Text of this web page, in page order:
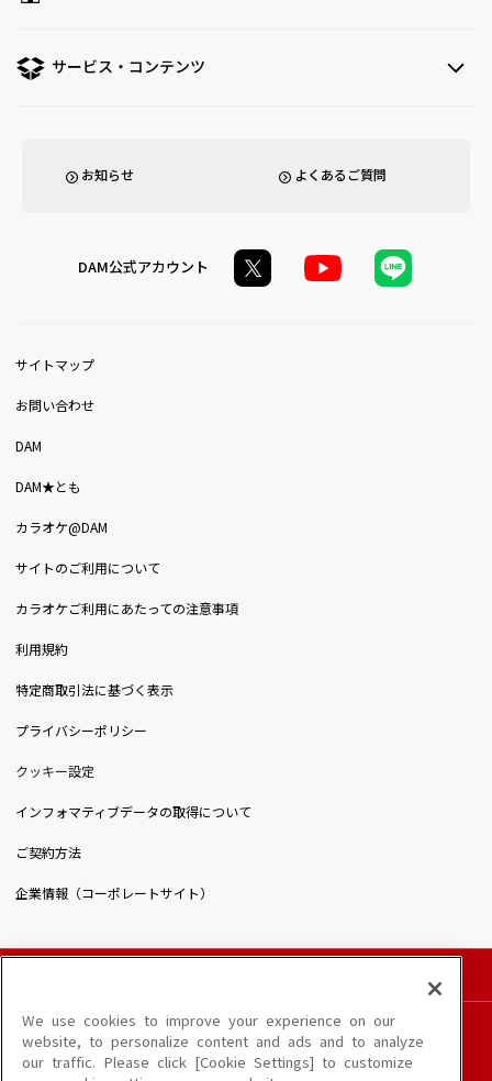
サービス・コンテンツ
お知らせ よくあるご質問
DAM公式アカウント
サイトマップ
お問い合わせ
DAM
DAM★とも
カラオケ@DAM
サイトのご利用について
カラオケご利用にあたっての注意事項
利用規約
特定商取引法に基づく表示
プライバシーポリシー
クッキー設定
インフォマティブデータの取得について
ご契約方法
企業情報（コーポレートサイト）
このサイトに掲載されている一切の文章・画像・写真・動画・音声等を、手段や形態を
問わず、著作権法の定める範囲を超えて無断で複製、転載、ファイル化などすることを
禁じます。
楽曲及びコンテンツは、端末や配信状況によりご利用いただけない場合があります。
We use cookies to improve your experience on our
website, to personalize content and ads and to analyze
our traffic. Please click [Cookie Settings] to customize